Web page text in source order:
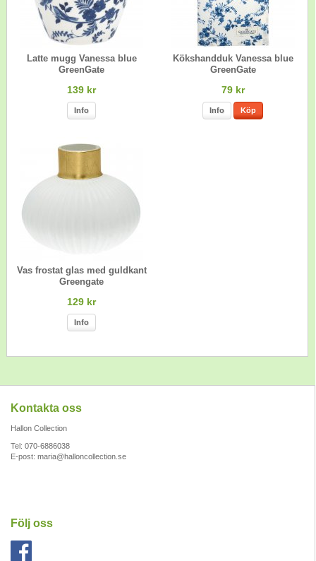
Latte mugg Vanessa blue
GreenGate
139 kr
Info
Kökshandduk Vanessa blue
GreenGate
79 kr
Info Köp
Vas frostat glas med guldkant
Greengate
129 kr
Info
Kontakta oss
Hallon Collection
Tel: 070-6886038
E-post: maria@halloncollection.se
Följ oss